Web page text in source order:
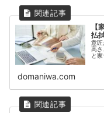
【
払
意
高さ
と
domaniwa.com